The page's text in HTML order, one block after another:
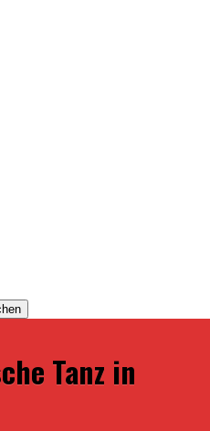
Tanz in